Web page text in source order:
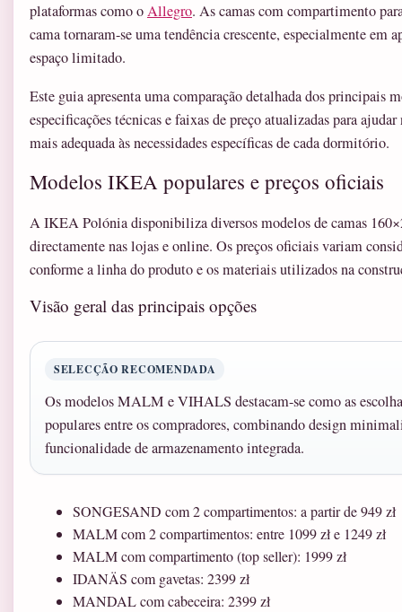
plataformas como oAllegro. As camas com compartimento
cama tornaram-se uma tendência crescente, especialmente em
espaço limitado.
Este guia apresenta uma comparação detalhada dos principais
especificações técnicas e faixas de preço atualizadas para ajudar
mais adequada às necessidades específicas de cada dormitório.
Modelos IKEA populares e preços oficiais
A IKEA Polónia disponibiliza diversos modelos de camas
directamente nas lojas e online. Os preços oficiais variam
conforme a linha do produto e os materiais utilizados na
Visão geral das principais opções
SELECÇÃO RECOMENDADA
Os modelos MALM e VIHALS destacam-se como as
populares entre os compradores, combinando design
funcionalidade de armazenamento integrada.
SONGESAND com 2 compartimentos: a partir de 949 zł
MALM com 2 compartimentos: entre 1099 zł e 1249 zł
MALM com compartimento (top seller): 1999 zł
IDANÄS com gavetas: 2399 zł
MANDAL com cabeceira: 2399 zł